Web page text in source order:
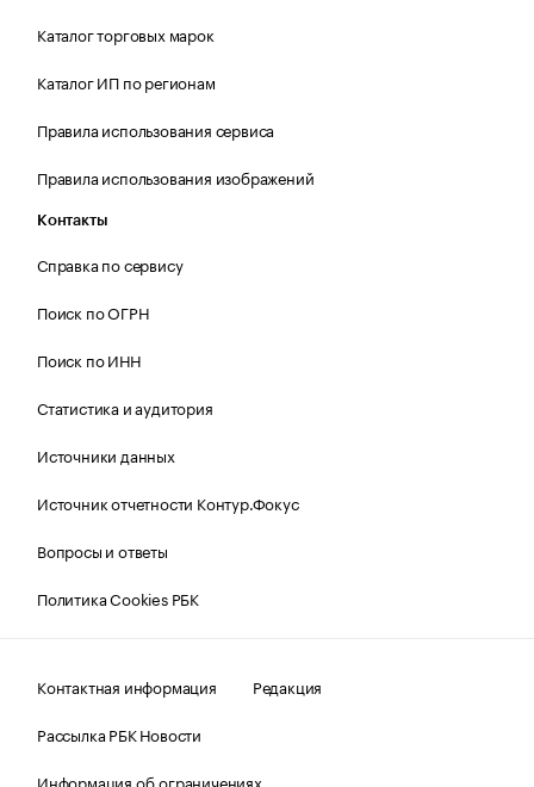
Каталог торговых марок
Каталог ИП по регионам
Правила использования сервиса
Правила использования изображений
Контакты
Справка по сервису
Поиск по ОГРН
Поиск по ИНН
Статистика и аудитория
Источники данных
Источник отчетности Контур.Фокус
Вопросы и ответы
Политика Cookies РБК
Контактная информация
Редакция
Рассылка РБК Новости
Информация об ограничениях